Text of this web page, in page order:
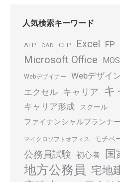
人気検索キーワード
AFP CAD CFP Excel FP
Microsoft Office MOS
Webデザイナー Webデザイ
エクセル キャリア キ
キャリア形成 スクール
ファイナンシャルプランナー
マイクロソフトオフィス モチベ
公務員試験 初心者 国
地方公務員 宅地